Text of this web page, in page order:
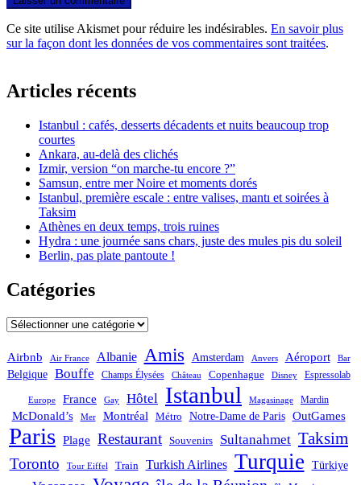
Ce site utilise Akismet pour réduire les indésirables. En savoir plus
sur la façon dont les données de vos commentaires sont traitées.
Articles récents
Istanbul : cafés, desserts décadents et nuits beaucoup trop
courtes
Ankara, au-delà des clichés
Izmir, version “on marche-tu encore ?”
Samsun, entre mer Noire et moments dorés
Istanbul, première escale : entre valises, mantı et soirées à
Taksim
Athènes en deux temps, trois ruines
Hydra : une journée sans chars, juste des mules pis du soleil
Berlin, pas plate pantoute !
Catégories
Catégories
Airbnb Air France Albanie Amis Amsterdam Anvers Aéroport Bar
Belgique Bouffe Champs Élysées Château Copenhague Disney Espressolab
Europe France Gay Hôtel Istanbul Magasinage Mardin
McDonald’s Mer Montréal Métro Notre-Dame de Paris OutGames
Paris Plage Restaurant Souvenirs Sultanahmet Taksim
Toronto Tour Eiffel Train Turkish Airlines Turquie Türkiye